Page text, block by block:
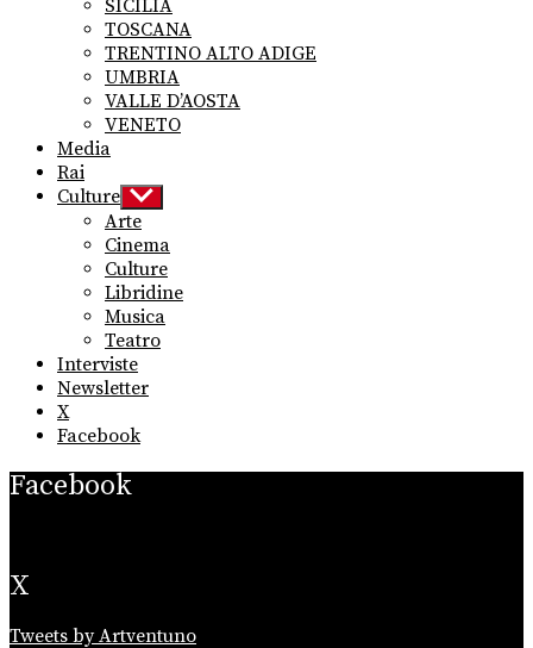
SICILIA
TOSCANA
TRENTINO ALTO ADIGE
UMBRIA
VALLE D’AOSTA
VENETO
Media
Rai
Culture Show
sub
menu
Arte
Cinema
Culture
Libridine
Musica
Teatro
Interviste
Newsletter
X
Facebook
Facebook
X
Tweets by Artventuno